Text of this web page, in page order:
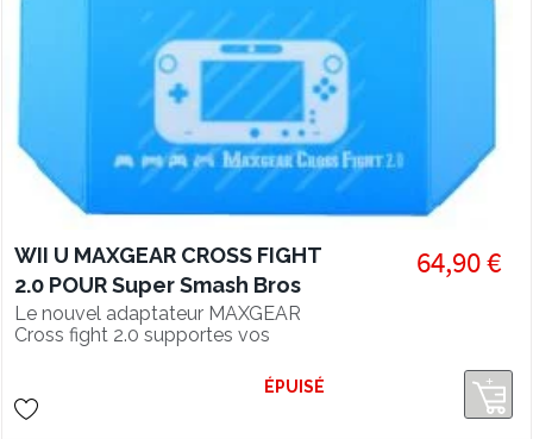
WII U MAXGEAR CROSS FIGHT
2.0 POUR Super Smash Bros
Le nouvel adaptateur MAXGEAR
Cross fight 2.0 supportes vos
U, vous n'êtes plus limité a utiliser les
controllers game cube, vous pouvez
maintenant utiliser vos nouvelles
64,90 €
ÉPUISÉ